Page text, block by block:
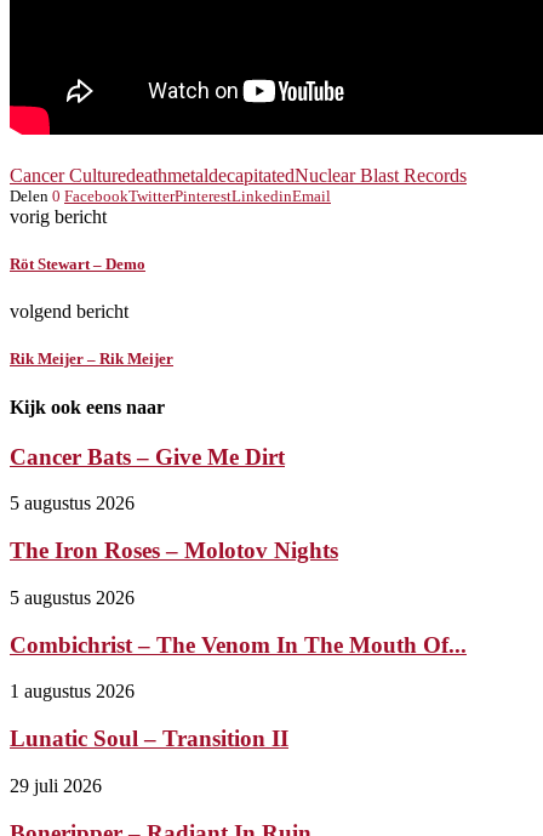
Cancer CulturedeathmetaldecapitatedNuclear Blast Records
Delen 0 FacebookTwitterPinterestLinkedinEmail
vorig bericht
Röt Stewart – Demo
volgend bericht
Rik Meijer – Rik Meijer
Kijk ook eens naar
Cancer Bats – Give Me Dirt
5 augustus 2026
The Iron Roses – Molotov Nights
5 augustus 2026
Combichrist – The Venom In The Mouth Of...
1 augustus 2026
Lunatic Soul – Transition II
29 juli 2026